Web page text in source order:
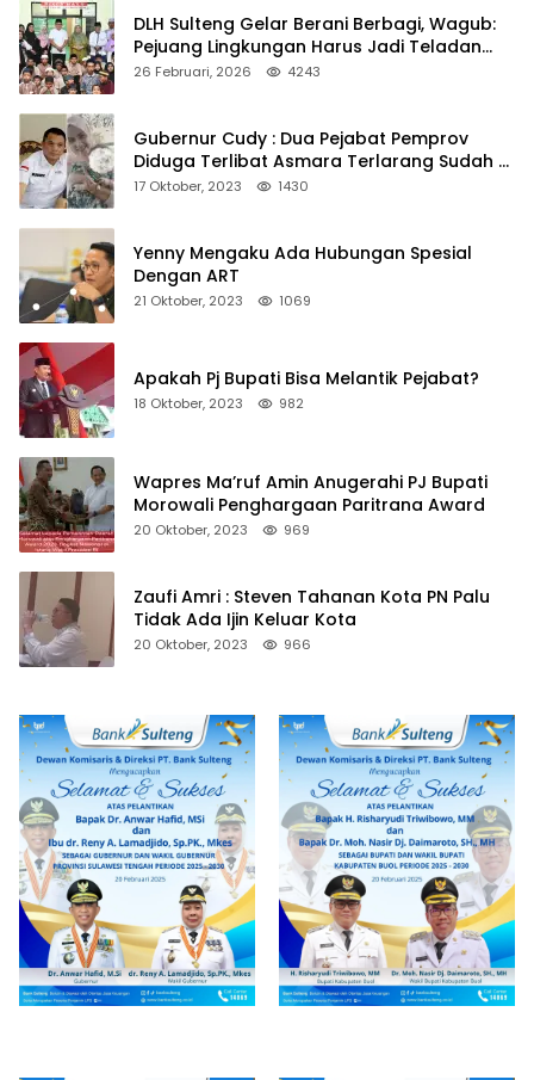
DLH Sulteng Gelar Berani Berbagi, Wagub:
Pejuang Lingkungan Harus Jadi Teladan
Kepedulian
26 Februari, 2026 4243
Gubernur Cudy : Dua Pejabat Pemprov
Diduga Terlibat Asmara Terlarang Sudah di
Non Job
17 Oktober, 2023 1430
Yenny Mengaku Ada Hubungan Spesial
Dengan ART
21 Oktober, 2023 1069
Apakah Pj Bupati Bisa Melantik Pejabat?
18 Oktober, 2023 982
Wapres Ma’ruf Amin Anugerahi PJ Bupati
Morowali Penghargaan Paritrana Award
20 Oktober, 2023 969
Zaufi Amri : Steven Tahanan Kota PN Palu
Tidak Ada Ijin Keluar Kota
20 Oktober, 2023 966